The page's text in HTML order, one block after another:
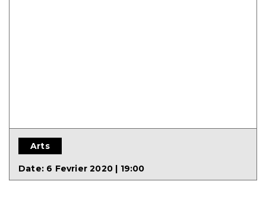
Arts
Date: 6 Fevrier 2020 | 19:00